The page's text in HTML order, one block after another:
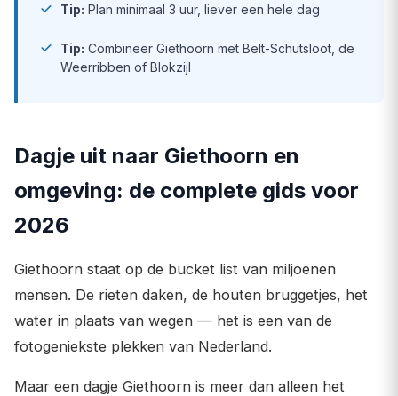
Tip: Plan minimaal 3 uur, liever een hele dag
Tip: Combineer Giethoorn met Belt-Schutsloot, de
Weerribben of Blokzijl
Dagje uit naar Giethoorn en
omgeving: de complete gids voor
2026
Giethoorn staat op de bucket list van miljoenen
mensen. De rieten daken, de houten bruggetjes, het
water in plaats van wegen — het is een van de
fotogeniekste plekken van Nederland.
Maar een dagje Giethoorn is meer dan alleen het